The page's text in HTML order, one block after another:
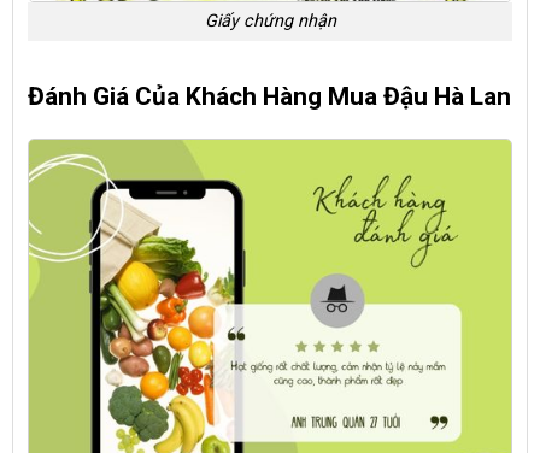
Giấy chứng nhận
Đánh Giá Của Khách Hàng Mua Đậu Hà Lan